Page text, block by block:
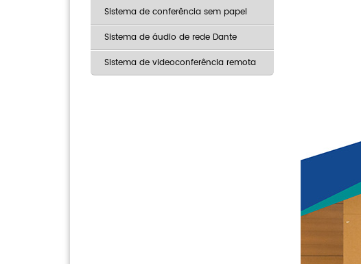
Sistema de conferência sem papel
Sistema de áudio de rede Dante
Sistema de videoconferência remota